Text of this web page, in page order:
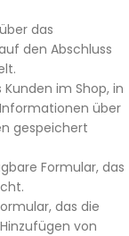
das
den Abschluss
im Shop, in
über
gespeichert
Formular, das
das die
von